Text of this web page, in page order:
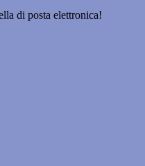
di posta elettronica!